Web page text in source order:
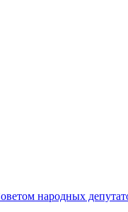
народных